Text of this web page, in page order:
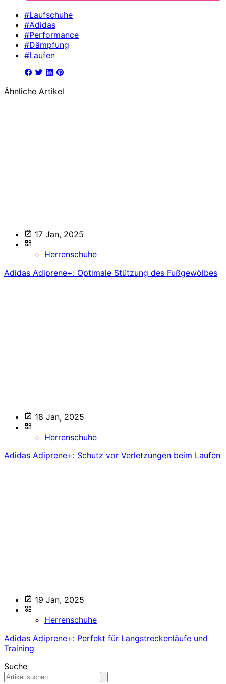
#Laufschuhe
#Adidas
#Performance
#Dämpfung
#Laufen
Ähnliche Artikel
17 Jan, 2025
Herrenschuhe
Adidas Adiprene+: Optimale Stützung des Fußgewölbes
18 Jan, 2025
Herrenschuhe
Adidas Adiprene+: Schutz vor Verletzungen beim Laufen
19 Jan, 2025
Herrenschuhe
Adidas Adiprene+: Perfekt für Langstreckenläufe und
Training
Suche